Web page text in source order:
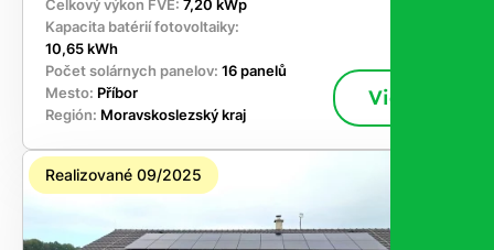
Celkový výkon FVE: 7,20 kWp
Kapacita batérií fotovoltaiky:
10,65 kWh
Počet solárnych panelov: 16 panelů
Mesto: Příbor
Región: Moravskoslezský kraj
Viac
Realizované 09/2025